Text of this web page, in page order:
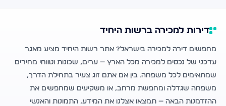
דירות למכירה ברשות היחיד
מחפשים דירה למכירה בישראל? אתר רשות היחיד מציע מאגר
עדכני של נכסים למכירה מכל הארץ — ערים, שכונות וטווחי מחירים
שמתאימים לכל משפחה. בין אם אתם זוג צעיר בתחילת הדרך,
משפחה שגדלה ומחפשת מרחב, או משקיעים שמחפשים את
ההזדמנות הבאה — תמצאו אצלנו את המידע, התמונות והאנשי